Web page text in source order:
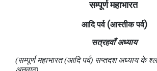
सम्पूर्ण महाभारत
आदि पर्व (आस्तीकपर्व)
सत्रहवाँ अध्याय
(सम्पूर्ण महाभारत (आदि पर्व) सप्तदश अध्‍याय के